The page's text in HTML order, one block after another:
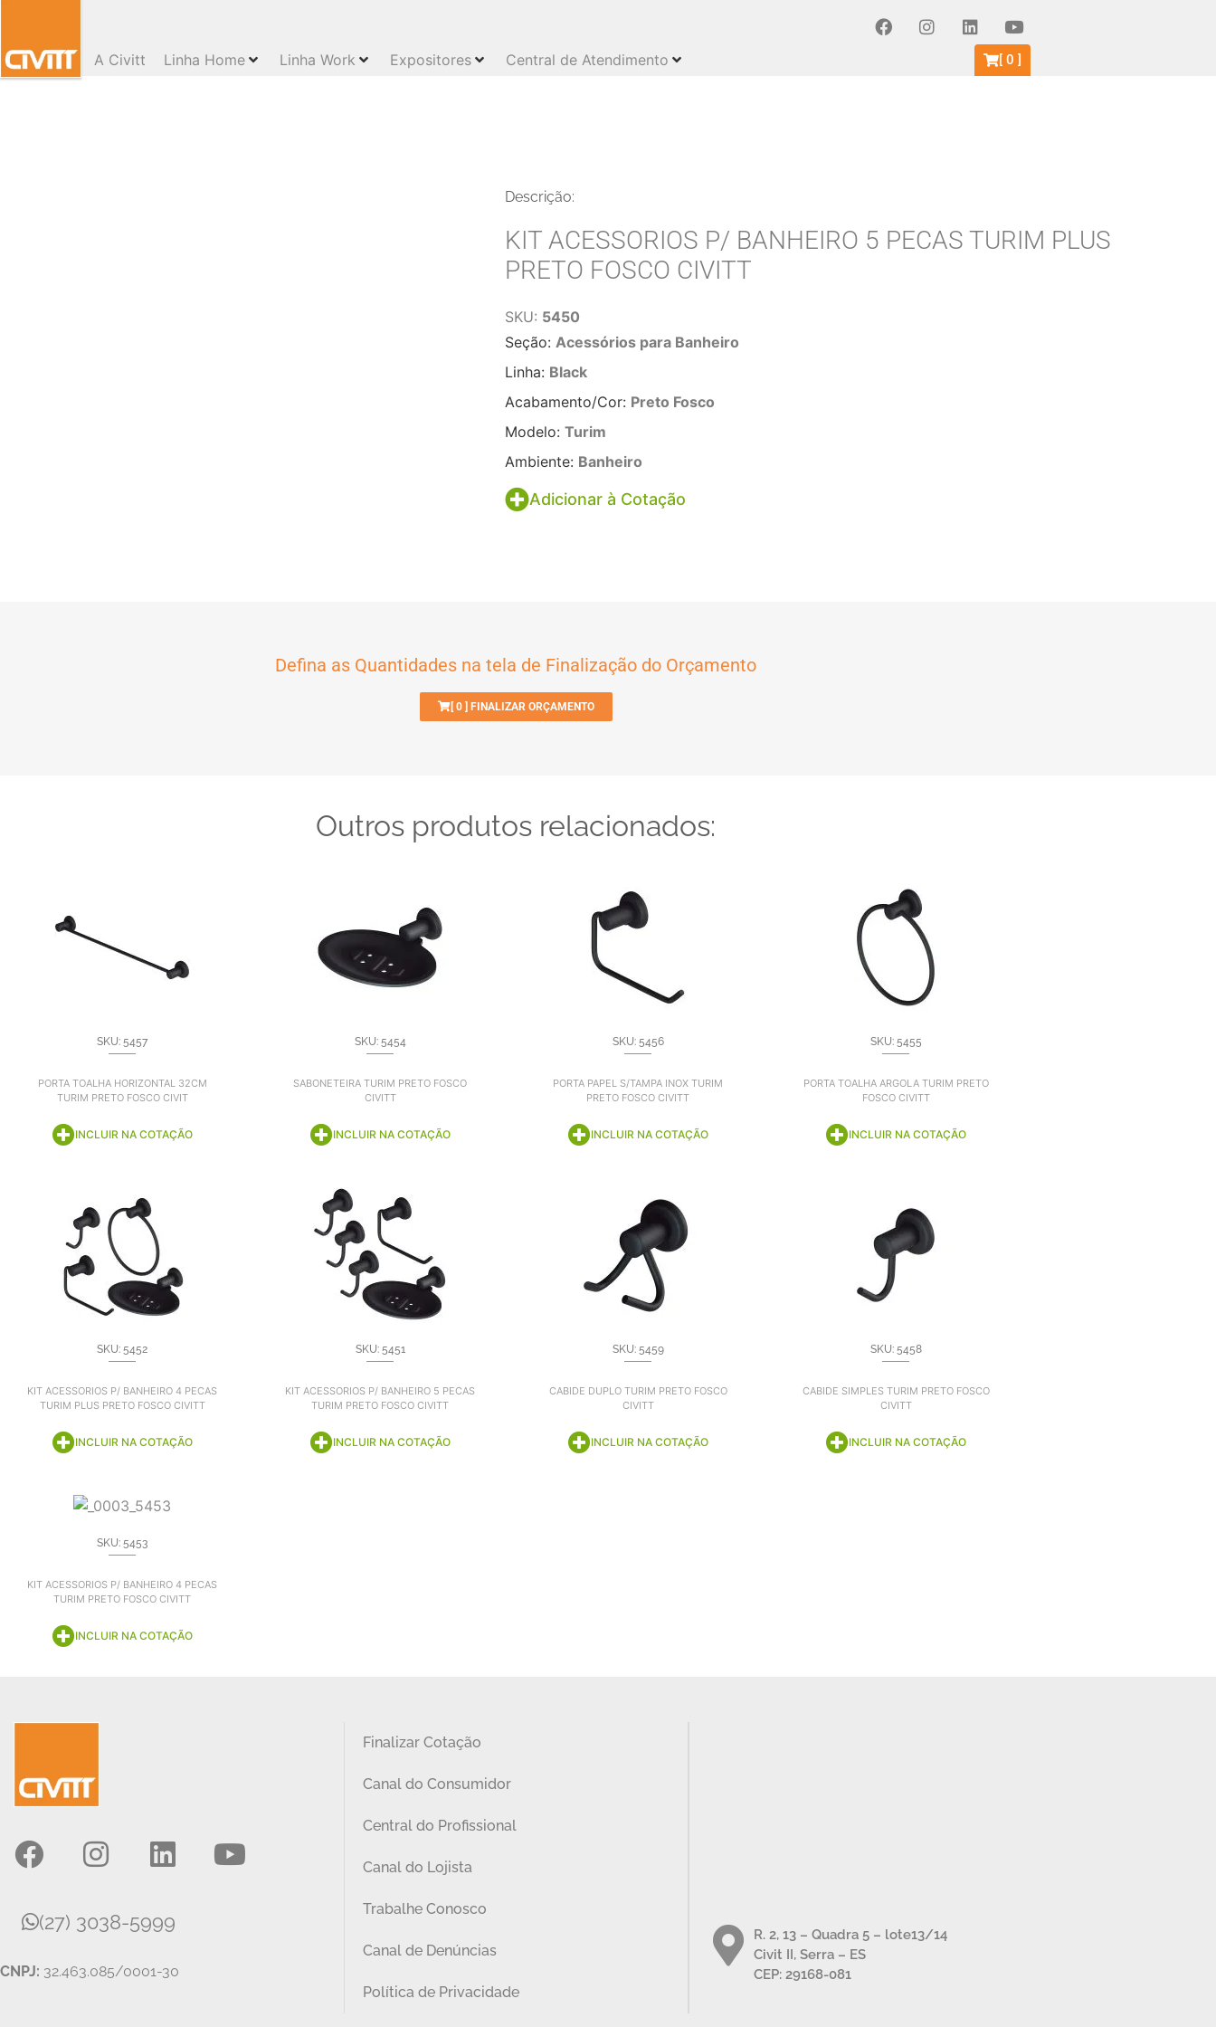
A Civitt Linha Home Linha Work Expositores Central de Atendimento [0 ]
Descrição:
KIT ACESSORIOS P/ BANHEIRO 5 PECAS TURIM PLUS
PRETO FOSCO CIVITT
SKU: 5450
Seção: Acessórios para Banheiro
Linha: Black
Acabamento/Cor: Preto Fosco
Modelo: Turim
Ambiente: Banheiro
Adicionar à Cotação
Defina as Quantidades na tela de Finalização do Orçamento
[ 0] FINALIZAR ORÇAMENTO
Outros produtos relacionados:
SKU: 5457
PORTA TOALHA HORIZONTAL 32CM
TURIM PRETO FOSCO CIVIT
INCLUIR NA COTAÇÃO
SKU: 5454
SABONETEIRA TURIM PRETO FOSCO
CIVITT
INCLUIR NA COTAÇÃO
SKU: 5456
PORTA PAPEL S/TAMPA INOX TURIM
PRETO FOSCO CIVITT
INCLUIR NA COTAÇÃO
SKU: 5455
PORTA TOALHA ARGOLA TURIM PRETO
FOSCO CIVITT
INCLUIR NA COTAÇÃO
SKU: 5452
KIT ACESSORIOS P/ BANHEIRO 4 PECAS
TURIM PLUS PRETO FOSCO CIVITT
INCLUIR NA COTAÇÃO
SKU: 5451
KIT ACESSORIOS P/ BANHEIRO 5 PECAS
TURIM PRETO FOSCO CIVITT
INCLUIR NA COTAÇÃO
SKU: 5459
CABIDE DUPLO TURIM PRETO FOSCO
CIVITT
INCLUIR NA COTAÇÃO
SKU: 5458
CABIDE SIMPLES TURIM PRETO FOSCO
CIVITT
INCLUIR NA COTAÇÃO
SKU: 5453
KIT ACESSORIOS P/ BANHEIRO 4 PECAS
TURIM PRETO FOSCO CIVITT
INCLUIR NA COTAÇÃO
(27) 3038-5999
CNPJ: 32.463.085/0001-30
Finalizar Cotação
Canal do Consumidor
Central do Profissional
Canal do Lojista
Trabalhe Conosco
Canal de Denúncias
Política de Privacidade
R. 2, 13 – Quadra 5 – lote13/14
Civit II, Serra – ES
CEP: 29168-081